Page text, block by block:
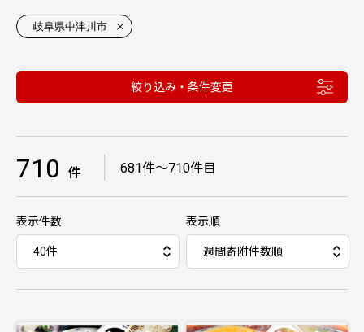
岐阜県中津川市
絞り込み・条件変更
710 件 681件〜710件目
表示件数 表示順